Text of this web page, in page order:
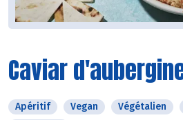
Caviar
Apéritif Vegan Végétalien